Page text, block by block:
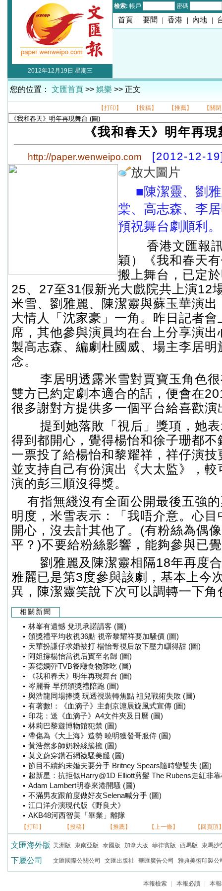
檢索: 帳戶 密碼
首頁 | 要聞 | 香港 | 內地 |
2012年12月19日 星期三
您的位置： 文匯首頁 >> 娛樂 >> 正文
【打印】 【投稿】 【推薦】 【關
《我和春天》明年再現
http://paper.wenweipo.com [2012-12-
放大圖片
■陳潔靈、劉
棠、高志森、李
預祝舞台劇順利。
香港文匯報
穎）《我和春天
搬上舞台，已定
25、27至31假新光大戲院共上演12
米雪、劉雅麗、陳潔靈與蘇玉華演
大情人「沈家豪」一角。昨日記者
席，其他參與演員均在台上分享演
製高志森、編劇杜國威、場主李居
念。
李居明透露米雪對賈寶玉角色
雙方已約定劇本適合的話，便會在
很多謝對方提供多一個平台給喜歡
提到她落敗「視后」獎項，她
得到都開心，覺得楊怡和徐子珊都
一票投了給楊怡和黎耀祥，祥仔演
並支持自己有份演出《大太監》，
演的彭三順沒得獎。
有指無綫沒有全面公開最後五強
明度，米雪表示：「我唔介意。心
開心，沒去計其他了。(有粉絲為偶
平？)不要給粉絲影響，能夠參與已
劉雅麗及陳潔靈相隔18年再度
雅麗已是第3度參與該劇，基本上今
異，陳潔靈笑說下次可以調轉一下角
相關新聞
林峯有遺憾 兌現承諾請客 (圖)
頒獎禮平均收視36點 視帝黎耀祥要加騷價 (圖)
天華扮謙仔求婚被打 楊怡奪視后放下壓力瞓得甜 (圖)
阿姐撐楊怡當視后實至名歸 (圖)
葉德嫻彈TVB餐廳食物難吃 (圖)
《我和春天》明年再現舞台 (圖)
岑麗香 早預頒獎禮陪跑 (圖)
與浩龍同場捧獎 玩透視裝轉焦點 祖兒戰術失敗 (圖)
有著數!：《血滴子》主創京滬展旋風式宣傳 (圖)
印花：送《血滴子》A4文件夾及日曆 (圖)
林莉巴黎遊博物館犯禁 (圖)
帶傷為《大上海》造勢 曉明獲發哥服侍 (圖)
黃浩然多師奶粉絲簇擁 (圖)
莫文蔚穿鑽石網襪騷美腿 (圖)
節目不續約未婚夫要分手 Britney Spears隨時變雙失 (圖)
超新星：抗拒似Harry@1D Elliott剪髮 The Rubens走紅非
Adam Lambert明春來港開騷 (圖)
不滿男友跟前度做好友Selena喊分手 (圖)
江口洋介演現代版《野良犬》
AKB48河西智美「畢業」離隊
【打印】 【投稿】 【推薦】 【上一條】 【回頁頂
文匯海外版 美洲版 東南亞版 泰國版 加拿大版 菲律賓版 西馬版 東馬沙
下屬公司 文匯國際公關公司 文匯出版社 華匯廣告公司 雅典美術印製公
本報檢索 本報必讀 本